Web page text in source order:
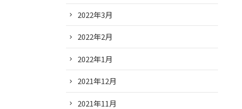
2022年3月
2022年2月
2022年1月
2021年12月
2021年11月